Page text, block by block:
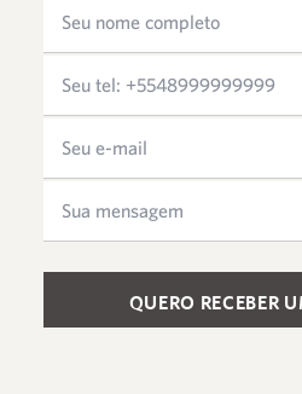
Please leave this field empty.